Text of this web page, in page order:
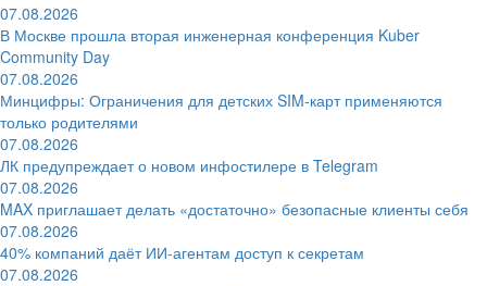
07.08.2026
В Москве прошла вторая инженерная конференция Kuber
Community Day
07.08.2026
Минцифры: Ограничения для детских SIM-карт применяются
только родителями
07.08.2026
ЛК предупреждает о новом инфостилере в Telegram
07.08.2026
MAX приглашает делать «достаточно» безопасные клиенты себя
07.08.2026
40% компаний даёт ИИ‑агентам доступ к секретам
07.08.2026